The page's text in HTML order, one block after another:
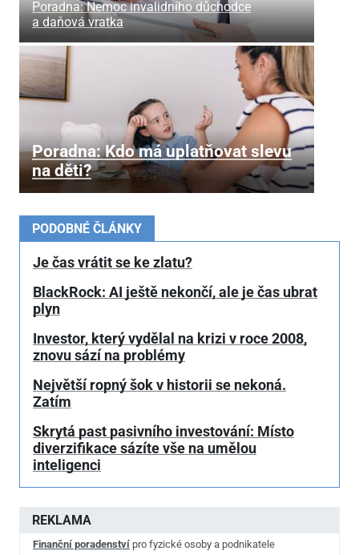
Poradna: Nemoc invalidního důchodce
a daňová vratka
Poradna: Kdo má uplatňovat slevu
na děti?
REKLAMA
Finanční poradenství pro fyzické osoby a podnikatele
PODOBNÉ ČLÁNKY
Je čas vrátit se ke zlatu?
BlackRock: AI ještě nekončí, ale je čas ubrat
plyn
Investor, který vydělal na krizi v roce 2008,
znovu sází na problémy
Největší ropný šok v historii se nekoná.
Zatím
Skrytá past pasivního investování: Místo
diverzifikace sázíte vše na umělou
inteligenci